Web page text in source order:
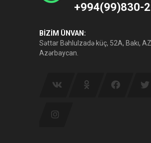
+994(99)830-
BİZİM ÜNVAN:
Səttar Bəhlulzadə küç, 52A, Bakı,
Azərbaycan.